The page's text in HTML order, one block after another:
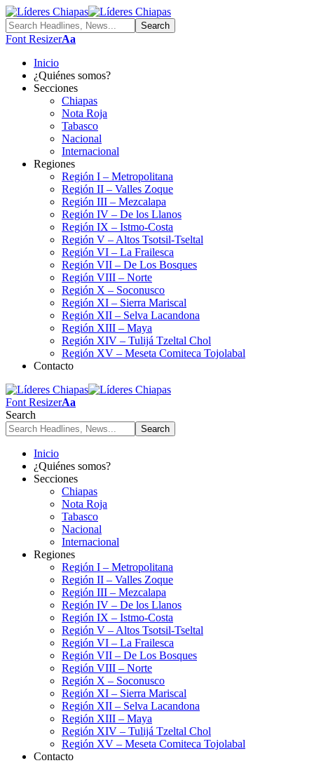
Font ResizerAa
Inicio
¿Quiénes somos?
Secciones
Chiapas
Nota Roja
Tabasco
Nacional
Internacional
Regiones
Región I – Metropolitana
Región II – Valles Zoque
Región III – Mezcalapa
Región IV – De los Llanos
Región IX – Istmo-Costa
Región V – Altos Tsotsil-Tseltal
Región VI – La Frailesca
Región VII – De Los Bosques
Región VIII – Norte
Región X – Soconusco
Región XI – Sierra Mariscal
Región XII – Selva Lacandona
Región XIII – Maya
Región XIV – Tulijá Tzeltal Chol
Región XV – Meseta Comiteca Tojolabal
Contacto
Font ResizerAa
Search
Inicio
¿Quiénes somos?
Secciones
Chiapas
Nota Roja
Tabasco
Nacional
Internacional
Regiones
Región I – Metropolitana
Región II – Valles Zoque
Región III – Mezcalapa
Región IV – De los Llanos
Región IX – Istmo-Costa
Región V – Altos Tsotsil-Tseltal
Región VI – La Frailesca
Región VII – De Los Bosques
Región VIII – Norte
Región X – Soconusco
Región XI – Sierra Mariscal
Región XII – Selva Lacandona
Región XIII – Maya
Región XIV – Tulijá Tzeltal Chol
Región XV – Meseta Comiteca Tojolabal
Contacto